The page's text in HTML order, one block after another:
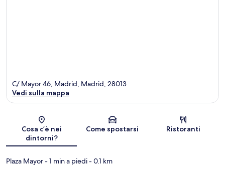
Mappa
C/ Mayor 46, Madrid, Madrid, 28013
Vedi sulla mappa
Cosa c’è nei
dintorni?
Come spostarsi Ristoranti
Plaza Mayor- 1 min a piedi- 0.1 km